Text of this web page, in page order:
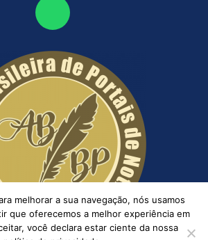
melhorar a sua navegação, nós usamos
que oferecemos a melhor experiência em
você declara estar ciente da nossa